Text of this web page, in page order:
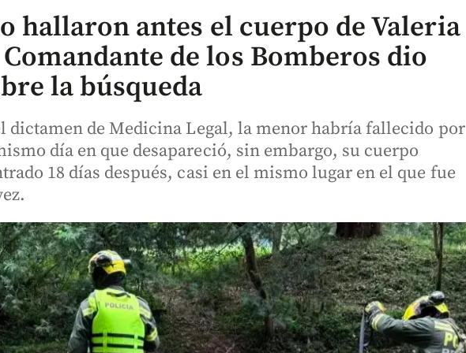
hallaron antes el cuerpo de Valeria
de los Bomberos dio
la búsqueda
dictamen de Medicina Legal, la menor habría fallecido por
día en que desapareció, sin embargo, su cuerpo
18 días después, casi en el mismo lugar en el que fue